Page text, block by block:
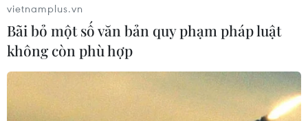
vietnamplus.vn
Bãi bỏ một số văn bản quy phạm pháp luật
không còn phù hợp